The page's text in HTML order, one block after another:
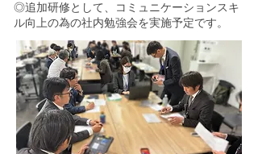
◎追加研修として、コミュニケーションスキ
ル向上の為の社内勉強会を実施予定です。